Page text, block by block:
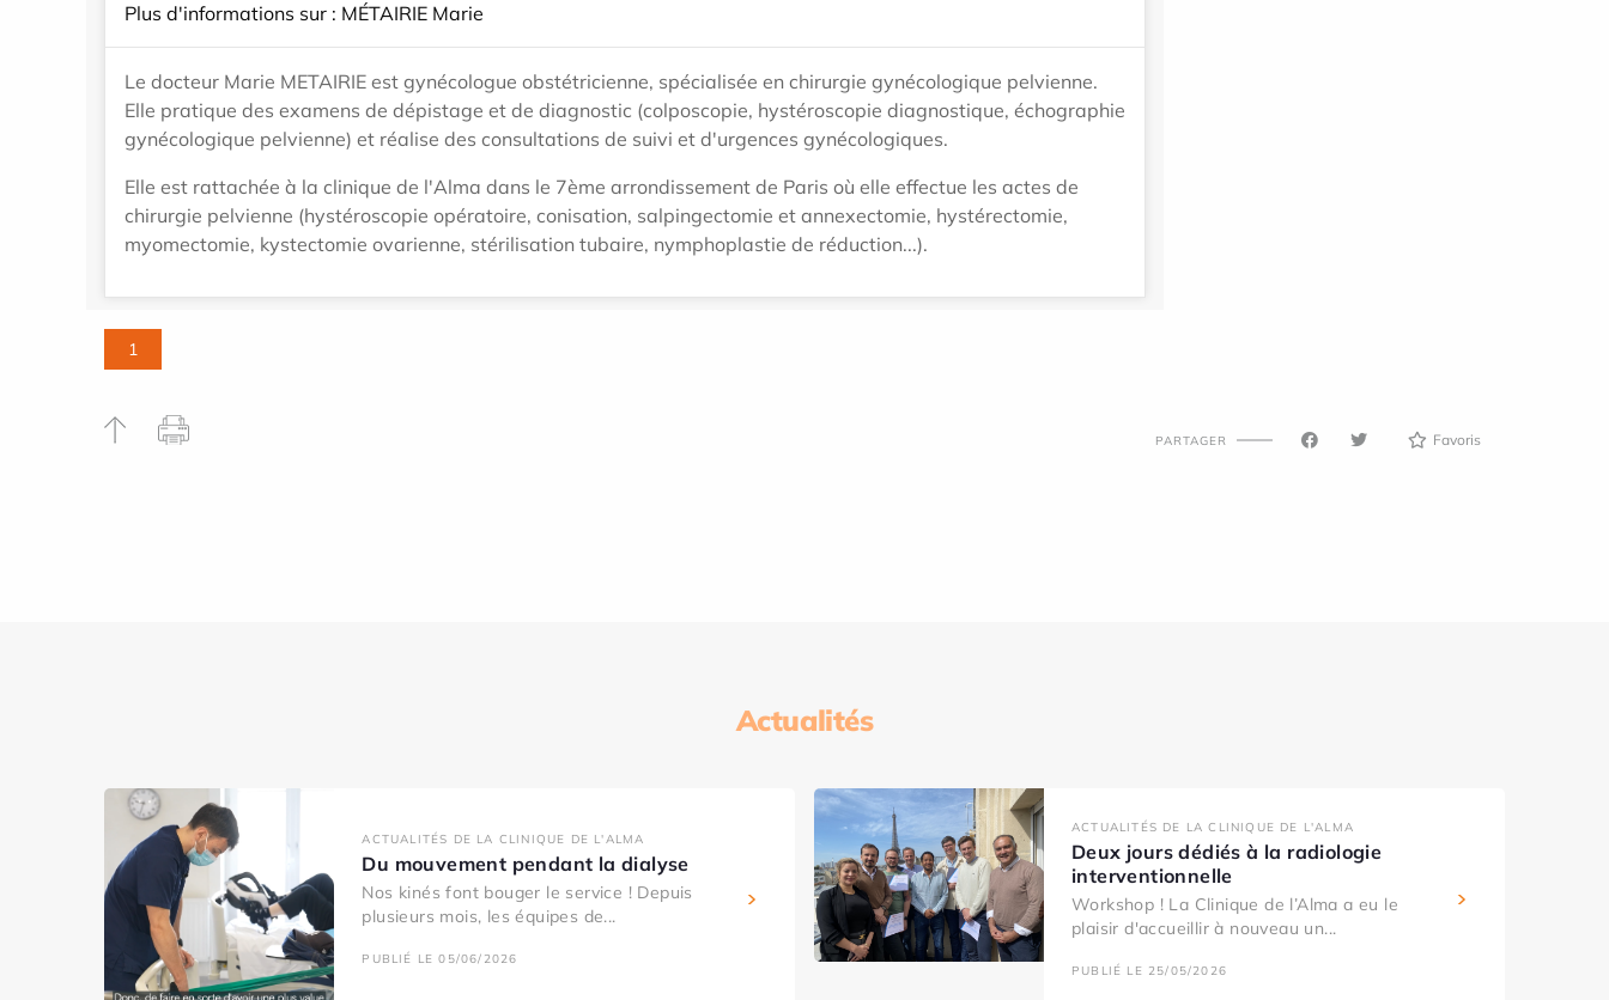
Plus d'informations sur : MÉTAIRIE Marie
Le docteur Marie METAIRIE est gynécologue obstétricienne, spécialisée en chirurgie gynécologique pelvienne.
Elle pratique des examens de dépistage et de diagnostic (colposcopie, hystéroscopie diagnostique, échographie
gynécologique pelvienne) et réalise des consultations de suivi et d'urgences gynécologiques.
Elle est rattachée à la clinique de l'Alma dans le 7ème arrondissement de Paris où elle effectue les actes de
chirurgie pelvienne (hystéroscopie opératoire, conisation, salpingectomie et annexectomie, hystérectomie,
myomectomie, kystectomie ovarienne, stérilisation tubaire, nymphoplastie de réduction...).
1
PARTAGER Favoris
Actualités
ACTUALITÉS DE LA CLINIQUE DE L'ALMA
Du mouvement pendant la dialyse
Nos kinés font bouger le service ! Depuis
plusieurs mois, les équipes de...
PUBLIÉ LE 05/06/2026
ACTUALITÉS DE LA CLINIQUE DE L'ALMA
Deux jours dédiés à la radiologie
interventionnelle
Workshop ! La Clinique de l’Alma a eu le
plaisir d'accueillir à nouveau un...
PUBLIÉ LE 25/05/2026